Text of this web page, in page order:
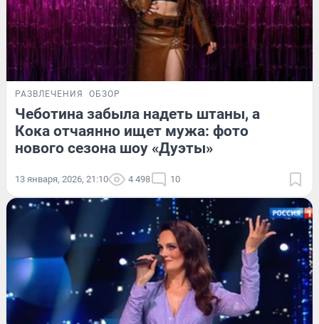
РАЗВЛЕЧЕНИЯ ОБЗОР
Чеботина забыла надеть штаны, а
Кока отчаянно ищет мужа: фото
нового сезона шоу «Дуэты»
13 января, 2026, 21:10 4 498 10